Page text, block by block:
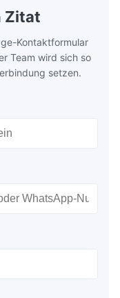
Zitat
Kontaktformular
Team wird sich so
setzen.